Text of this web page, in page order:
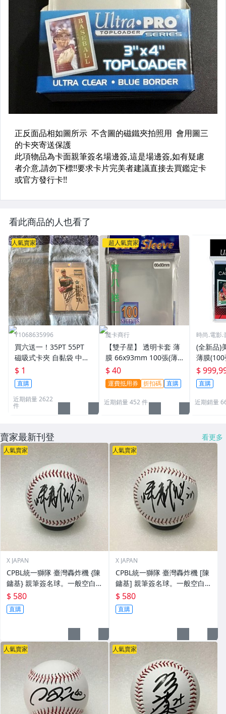
看此商品的人也看了
人氣賣家
Y1068635996
買六送一！35PT 55PT
磁吸式卡夾 自黏袋 中華
職棒球員卡 遊戲王 寶可
夢PTCG 漫威 ultra pro
可用
$ 1
直購
近期銷量 2622
件
超人氣賣家
魔卡商行
【雙子星】 透明卡套 薄
膜 66x93mm 100張(薄)
適用 BBM MLB Topps C
PBL 球員卡
$ 40
運費抵用券 折扣碼 直購
近期銷量 452 件
時尚.電影.
(全新品)
薄膜
次到貨
$
直購
近期銷量
賣家最新刊登 看更多
人氣賣家
X JAPAN
CPBL統一獅隊 臺灣轟炸機 {陳
鏞基} 親筆簽名球。一般空白
簽名棒球上.1
$ 580
直購
人氣賣家
X JAPAN
CPBL統一獅隊 臺灣轟炸機 [陳
鏞基] 親筆簽名球。一般空白
簽名棒球上.0
$ 580
直購
人氣賣家 人氣賣家